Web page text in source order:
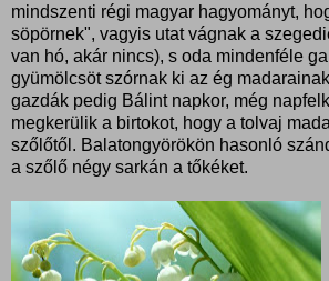
mindszenti régi magyar hagyományt,
söpörnek", vagyis utat vágnak a
van hó, akár nincs), s oda mindenféle
gyümölcsöt szórnak ki az ég
gazdák pedig Bálint napkor, még
megkerülik a birtokot, hogy a tolvaj
szőlőtől. Balatongyörökön hasonló
a szőlő négy sarkán a tőkéket.